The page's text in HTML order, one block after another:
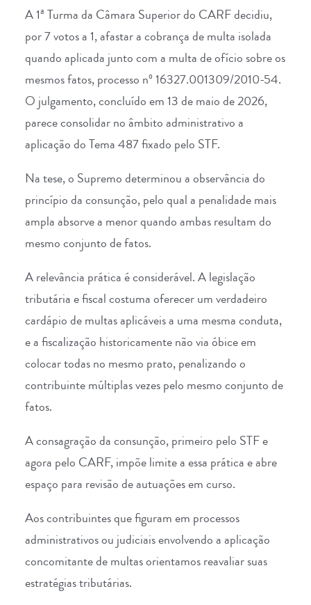
A 1ª Turma da Câmara Superior do CARF decidiu,
por 7 votos a 1, afastar a cobrança de multa isolada
quando aplicada junto com a multa de ofício sobre os
mesmos fatos, processo nº 16327.001309/2010-54.
O julgamento, concluído em 13 de maio de 2026,
parece consolidar no âmbito administrativo a
aplicação do Tema 487 fixado pelo STF.
Na tese, o Supremo determinou a observância do
princípio da consunção, pelo qual a penalidade mais
ampla absorve a menor quando ambas resultam do
mesmo conjunto de fatos.
A relevância prática é considerável. A legislação
tributária e fiscal costuma oferecer um verdadeiro
cardápio de multas aplicáveis a uma mesma conduta,
e a fiscalização historicamente não via óbice em
colocar todas no mesmo prato, penalizando o
contribuinte múltiplas vezes pelo mesmo conjunto de
fatos.
A consagração da consunção, primeiro pelo STF e
agora pelo CARF, impõe limite a essa prática e abre
espaço para revisão de autuações em curso.
Aos contribuintes que figuram em processos
administrativos ou judiciais envolvendo a aplicação
concomitante de multas orientamos reavaliar suas
estratégias tributárias.